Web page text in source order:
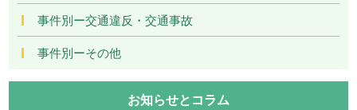
事件別ー交通違反・交通事故
事件別ーその他
お知らせとコラム